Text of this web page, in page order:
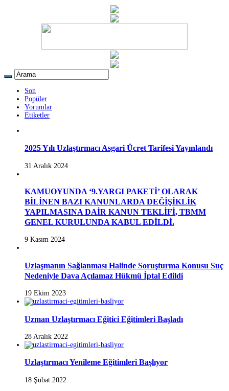
Son
Popüler
Yorumlar
Etiketler
2025 Yılı Uzlaştırmacı Asgari Ücret Tarifesi Yayınlandı
31 Aralık 2024
KAMUOYUNDA ‘9.YARGI PAKETİ’ OLARAK
BİLİNEN BAZI KANUNLARDA DEĞİŞİKLİK
YAPILMASINA DAİR KANUN TEKLİFİ, TBMM
GENEL KURULUNDA KABUL EDİLDİ.
9 Kasım 2024
Uzlaşmanın Sağlanması Halinde Soruşturma Konusu Suç
Nedeniyle Dava Açılamaz Hükmü İptal Edildi
19 Ekim 2023
Uzman Uzlaştırmacı Eğitici Eğitimleri Başladı
28 Aralık 2022
Uzlaştırmacı Yenileme Eğitimleri Başlıyor
18 Şubat 2022